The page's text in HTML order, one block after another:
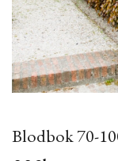
Blodbok 70-